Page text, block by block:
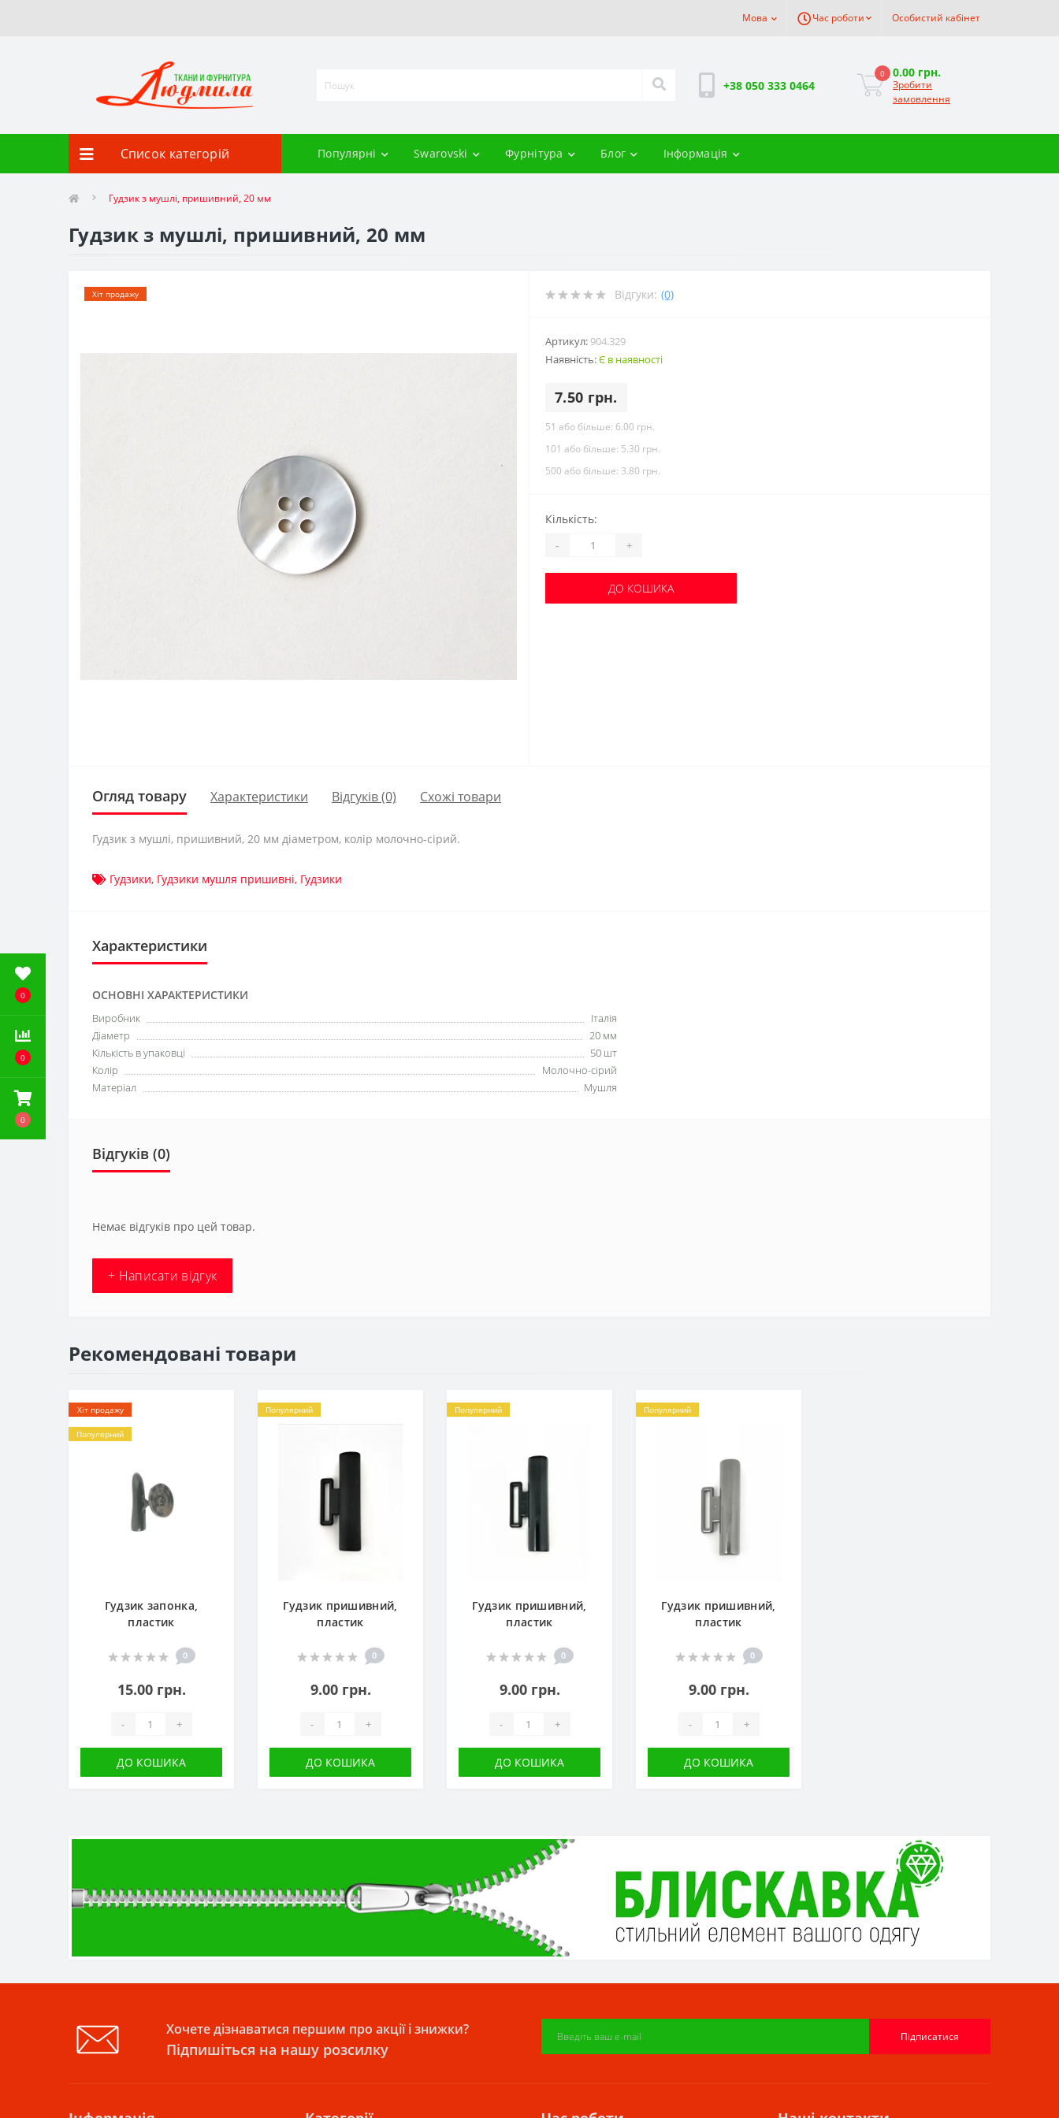
0
0
0
Мова Час роботи Особистий кабінет
+38 050 333 0464
0 0.00 грн.
Зробити
замовлення
Список категорій Популярні Swarovski Фурнітура Блог Інформація
Гудзик з мушлі, пришивний, 20 мм
Гудзик з мушлі, пришивний, 20 мм
Хіт продажу Відгуки: (0)
Артикул: 904.329
Наявність:Є в наявності
7.50 грн.
51 або більше: 6.00 грн.
101 або більше: 5.30 грн.
500 або більше: 3.80 грн.
Кількість:
- +
ДО КОШИКА
Огляд товару Характеристики Відгуків (0) Схожі товари
Гудзик з мушлі, пришивний, 20 мм діаметром, колір молочно-сірий.
Гудзики, Гудзики мушля пришивні, Гудзики
Характеристики
ОСНОВНІ ХАРАКТЕРИСТИКИ
Виробник
Італія
Діаметр
20 мм
Кількість в упаковці
50 шт
Колір
Молочно-сірий
Матеріал
Мушля
Відгуків (0)
Немає відгуків про цей товар.
+ Написати відгук
Рекомендовані товари
Хіт продажу
Популярний
Гудзик запонка,
пластик
0
15.00 грн.
- +
ДО КОШИКА
Популярний
Гудзик пришивний,
пластик
0
9.00 грн.
- +
ДО КОШИКА
Популярний
Гудзик пришивний,
пластик
0
9.00 грн.
- +
ДО КОШИКА
Популярний
Гудзик пришивний,
пластик
0
9.00 грн.
- +
ДО КОШИКА
Хочете дізнаватися першим про акції і знижки?
Підпишіться на нашу розсилку
Підписатися